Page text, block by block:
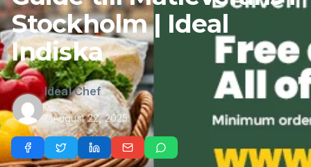
Stockholm | Ideal
Indiska
Ideal Chef
August 22, 2025